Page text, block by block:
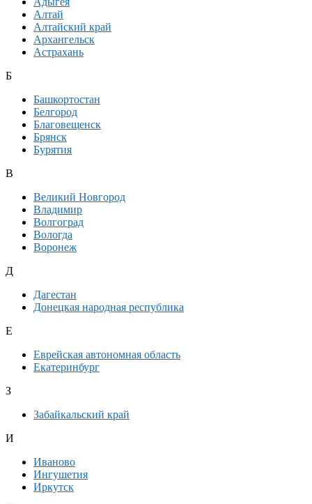
Алтай
Алтайский край
Архангельск
Астрахань
Б
Башкортостан
Белгород
Благовещенск
Брянск
Бурятия
В
Великий Новгород
Владимир
Волгоград
Вологда
Воронеж
Д
Дагестан
Донецкая народная республика
Е
Еврейская автономная область
Екатеринбург
З
Забайкальский край
И
Иваново
Ингушетия
Иркутск